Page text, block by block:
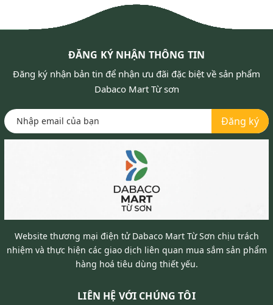
ĐĂNG KÝ NHẬN THÔNG TIN
Đăng ký nhận bản tin để nhận ưu đãi đặc biệt về sản phẩm
Dabaco Mart Từ sơn
Đăng ký
Website thương mại điện tử Dabaco Mart Từ Sơn chịu trách
nhiệm và thực hiện các giao dịch liên quan mua sắm sản phẩm
hàng hoá tiêu dùng thiết yếu.
LIÊN HỆ VỚI CHÚNG TÔI